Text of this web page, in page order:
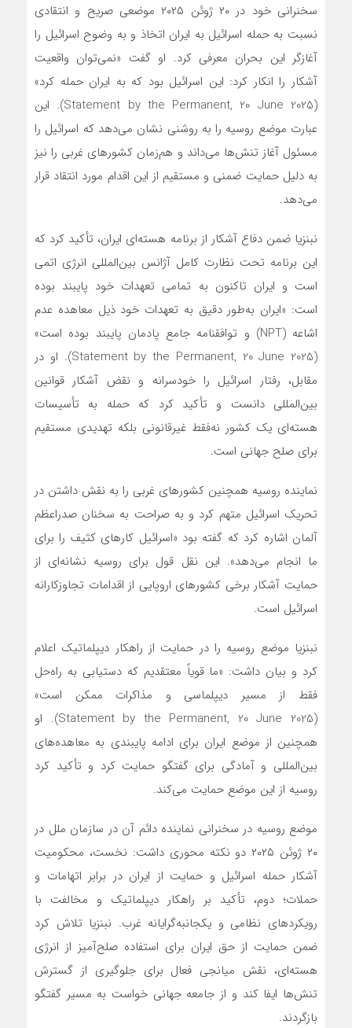
سخنرانی خود در ۲۰ ژوئن ۲۰۲۵ موضعی صریح و انتقادی
نسبت به حمله اسرائیل به ایران اتخاذ و به وضوح اسرائیل را
آغازگر این بحران معرفی کرد. او گفت «نمی‌توان واقعیت
آشکار را انکار کرد: این اسرائیل بود که به ایران حمله کرد»
(Statement by the Permanent, 20 June 2025). این
عبارت موضع روسیه را به روشنی نشان می‌دهد که اسرائیل را
مسئول آغاز تنش‌ها می‌داند و هم‌زمان کشورهای غربی را نیز
به دلیل حمایت ضمنی و مستقیم از این اقدام مورد انتقاد قرار
می‌دهد.
نبنزیا ضمن دفاع آشکار از برنامه هسته‌ای ایران، تأکید کرد که
این برنامه تحت نظارت کامل آژانس بین‌المللی انرژی اتمی
است و ایران تاکنون به تمامی تعهدات خود پایبند بوده
است: «ایران به‌طور دقیق به تعهدات خود ذیل معاهده عدم
اشاعه (NPT) و توافقنامه جامع پادمان پایبند بوده است»
(Statement by the Permanent, 20 June 2025). او در
مقابل، رفتار اسرائیل را خودسرانه و نقض آشکار قوانین
بین‌المللی دانست و تأکید کرد که حمله به تأسیسات
هسته‌ای یک کشور نه‌فقط غیرقانونی بلکه تهدیدی مستقیم
برای صلح جهانی است.
نماینده روسیه همچنین کشورهای غربی را به نقش داشتن در
تحریک اسرائیل متهم کرد و به صراحت به سخنان صدراعظم
آلمان اشاره کرد که گفته بود «اسرائیل کارهای کثیف را برای
ما انجام می‌دهد». این نقل قول برای روسیه نشانه‌ای از
حمایت آشکار برخی کشورهای اروپایی از اقدامات تجاوزکارانه
اسرائیل است.
نبنزیا موضع روسیه را در حمایت از راهکار دیپلماتیک اعلام
کرد و بیان داشت: «ما قویاً معتقدیم که دستیابی به راه‌حل
فقط از مسیر دیپلماسی و مذاکرات ممکن است»
(Statement by the Permanent, 20 June 2025). او
همچنین از موضع ایران برای ادامه پایبندی به معاهده‌های
بین‌المللی و آمادگی برای گفتگو حمایت کرد و تأکید کرد
روسیه از این موضع حمایت می‌کند.
موضع روسیه در سخنرانی نماینده دائم آن در سازمان ملل در
۲۰ ژوئن ۲۰۲۵ دو نکته محوری داشت: نخست، محکومیت
آشکار حمله اسرائیل و حمایت از ایران در برابر اتهامات و
حملات؛ دوم، تأکید بر راهکار دیپلماتیک و مخالفت با
رویکردهای نظامی و یکجانبه‌گرایانه غرب. نبنزیا تلاش کرد
ضمن حمایت از حق ایران برای استفاده صلح‌آمیز از انرژی
هسته‌ای، نقش میانجی فعال برای جلوگیری از گسترش
تنش‌ها ایفا کند و از جامعه جهانی خواست به مسیر گفتگو
بازگردند.